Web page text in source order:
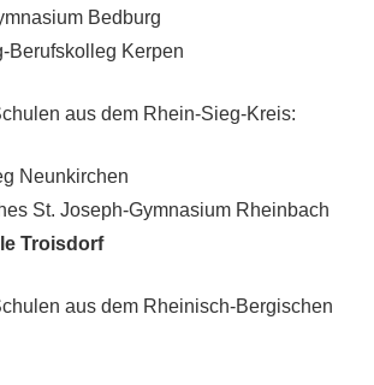
Bedburg
Berufskolleg Kerpen
aus dem Rhein-Sieg-Kreis:
Neunkirchen
St. Joseph-Gymnasium Rheinbach
Troisdorf
aus dem Rheinisch-Bergischen